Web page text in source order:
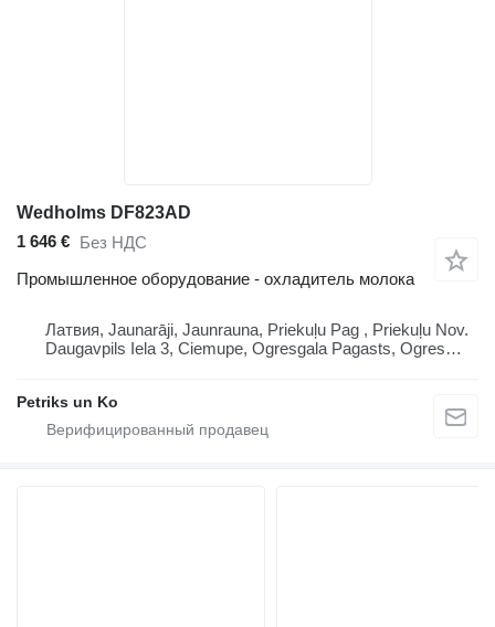
Wedholms DF823AD
1 646 € Без НДС
Промышленное оборудование - охладитель молока
Латвия, Jaunarāji, Jaunrauna, Priekuļu Pag , Priekuļu Nov.
Daugavpils Iela 3, Ciemupe, Ogresgala Pagasts, Ogres
Petriks un Ko